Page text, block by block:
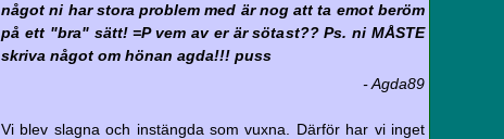
något ni har stora problem med är nog att ta emot beröm
på ett "bra" sätt! =P vem av er är sötast?? Ps. ni MÅSTE
skriva något om hönan agda!!! puss
- Agda89
Vi blev slagna och instängda som vuxna. Därför har vi inget